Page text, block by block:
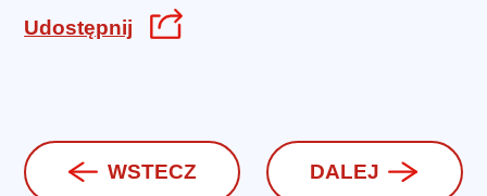
Udostępnij
WSTECZ DALEJ